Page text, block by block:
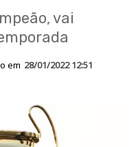
vai
em 28/01/2022 12:51